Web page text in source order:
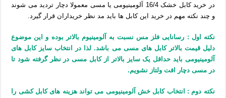
در خرید کابل خشک 16/4 آلومینیومی یا مسی معمولا دچار تردید می شوند
و چند نکته مهم در خرید این کابل ها باید مد نظر خریداران قرار گیرد.
نکته اول : رسانایی فلز مس نسبت به آلومینیوم بالاتر بوده و این موضوع
دلیل قیمت بالاتر کابل های مسی می باشد. لذا در انتخاب سایز کابل های
آلومینیومی باید حداقل یک سایز بالاتر از کابل مسی در نظر گرفته شود تا
در مسی دچار افت ولتاز نشویم.
نکته دوم : انتخاب کابل خش آلومینیومی می تواند هزینه های کابل کشی را